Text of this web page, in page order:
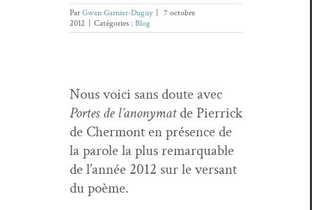
ParGwen Garnier-Duguy
7 octobre
2012
Catégories : Blog
Nous voici sans doute avec
Portes de l’anony­matde Pier­rick
de Cher­mont en présence de
la parole la plus remar­quable
de l’an­née 2012 sur le ver­sant
du poème.